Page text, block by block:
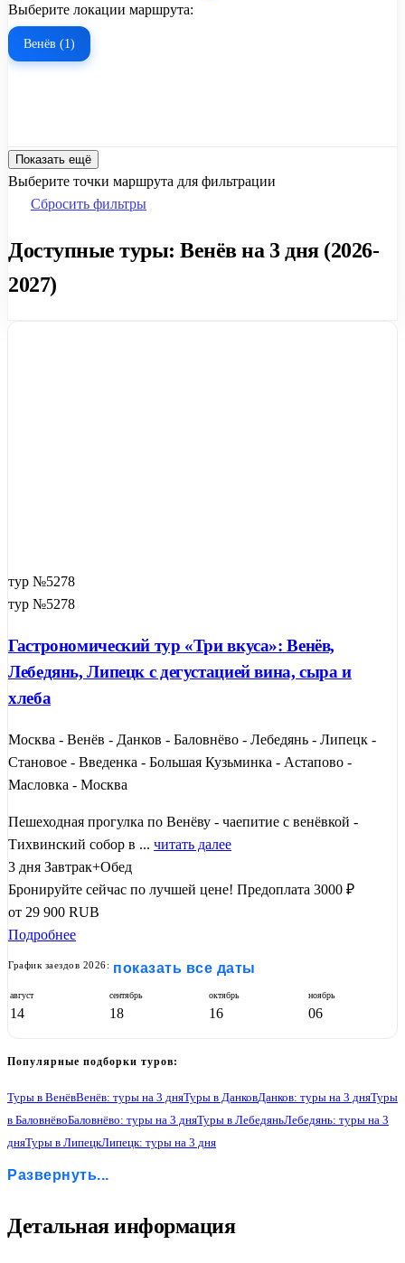
Выберите локации маршрута:
Венёв (1)
Показать ещё
Выберите точки маршрута для фильтрации
Сбросить фильтры
Доступные туры: Венёв на 3 дня (2026-
2027)
1
тур №5278
тур №5278
Гастрономический тур «Три вкуса»: Венёв,
Лебедянь, Липецк с дегустацией вина, сыра и
хлеба
Москва - Венёв - Данков - Баловнёво - Лебедянь - Липецк -
Становое - Введенка - Большая Кузьминка - Астапово -
Масловка - Москва
Пешеходная прогулка по Венёву - чаепитие с венёвкой -
Тихвинский собор в ... читать далее
3 дня Завтрак+Обед
Бронируйте сейчас по лучшей цене! Предоплата 3000 ₽
от 29 900 RUB
Подробнее
График заездов 2026: показать все даты
август
14
сентябрь
18
октябрь
16
ноябрь
06
Популярные подборки туров:
Туры в ВенёвВенёв: туры на 3 дняТуры в ДанковДанков: туры на 3 дняТуры
в БаловнёвоБаловнёво: туры на 3 дняТуры в ЛебедяньЛебедянь: туры на 3
дняТуры в ЛипецкЛипецк: туры на 3 дня
Введенка: туры на 3 дня
Масловка: туры на 3 дня
Развернуть...
Детальная информация